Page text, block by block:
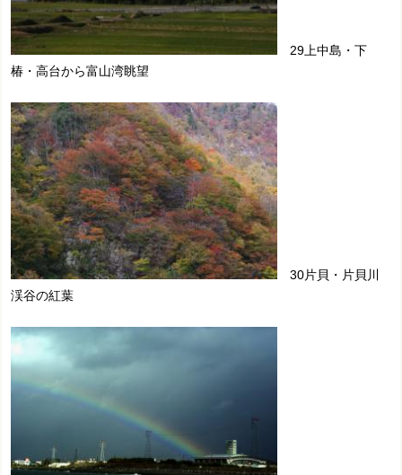
29上中島・下
椿・高台から富山湾眺望
30片貝・片貝川
渓谷の紅葉